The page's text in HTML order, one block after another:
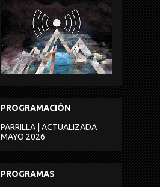
PROGRAMACIÓN
PARRILLA | ACTUALIZADA
MAYO 2026
PROGRAMAS